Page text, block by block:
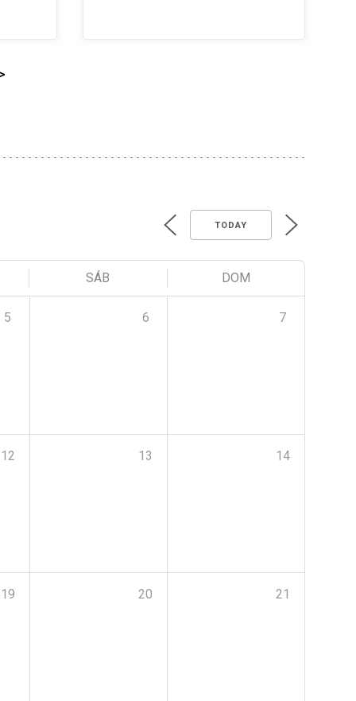
TODAY
SÁB DOM
5 6 7
12 13 14
19 20 21